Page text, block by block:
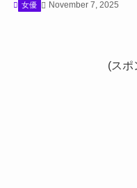
女優 November 7, 2025
(スポ